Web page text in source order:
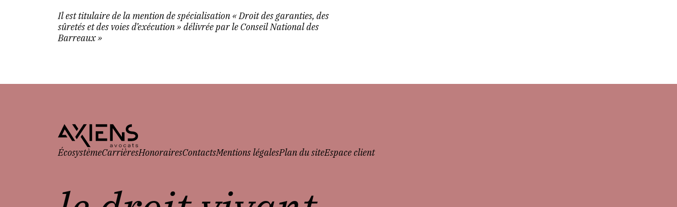
Il est titulaire de la mention de spécialisation « Droit des garanties, des
sûretés et des voies d’exécution » délivrée par le Conseil National des
Barreaux »
ÉcosystèmeCarrièresHonorairesContactsMentions légalesPlan du siteEspace client